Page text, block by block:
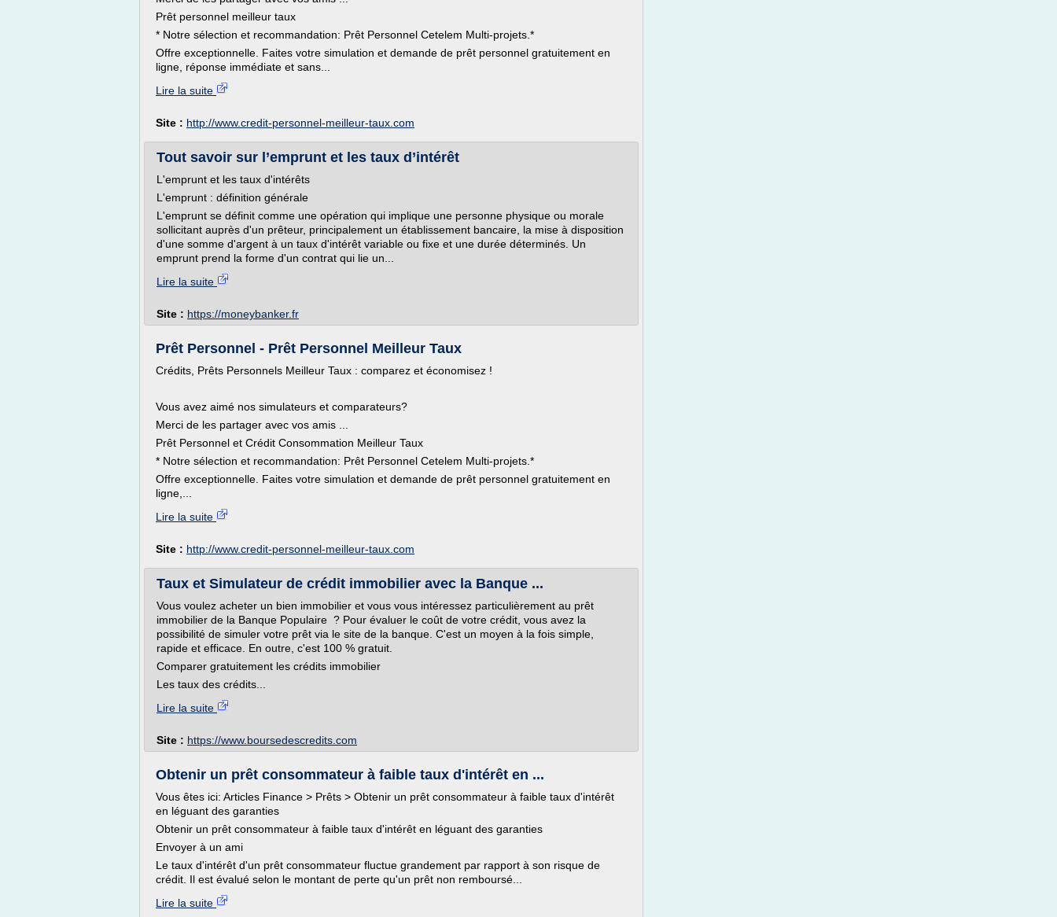
Prêt personnel meilleur taux
* Notre sélection et recommandation: Prêt Personnel Cetelem Multi-projets.*
Offre exceptionnelle. Faites votre simulation et demande de prêt personnel gratuitement en
ligne, réponse immédiate et sans...
Lire la suite
Site : http://www.credit-personnel-meilleur-taux.com
Tout savoir sur l’emprunt et les taux d’intérêt
L'emprunt et les taux d'intérêts
L'emprunt : définition générale
L'emprunt se définit comme une opération qui implique une personne physique ou morale
sollicitant auprès d'un prêteur, principalement un établissement bancaire, la mise à disposition
d'une somme d'argent à un taux d'intérêt variable ou fixe et une durée déterminés. Un
emprunt prend la forme d'un contrat qui lie un...
Lire la suite
Site : https://moneybanker.fr
Prêt Personnel - Prêt Personnel Meilleur Taux
Crédits, Prêts Personnels Meilleur Taux : comparez et économisez !
Vous avez aimé nos simulateurs et comparateurs?
Merci de les partager avec vos amis ...
Prêt Personnel et Crédit Consommation Meilleur Taux
* Notre sélection et recommandation: Prêt Personnel Cetelem Multi-projets.*
Offre exceptionnelle. Faites votre simulation et demande de prêt personnel gratuitement en
ligne,...
Lire la suite
Site : http://www.credit-personnel-meilleur-taux.com
Taux et Simulateur de crédit immobilier avec la Banque ...
Vous voulez acheter un bien immobilier et vous vous intéressez particulièrement au prêt
immobilier de la Banque Populaire ? Pour évaluer le coût de votre crédit, vous avez la
possibilité de simuler votre prêt via le site de la banque. C'est un moyen à la fois simple,
rapide et efficace. En outre, c'est 100 % gratuit.
Comparer gratuitement les crédits immobilier
Les taux des crédits...
Lire la suite
Site : https://www.boursedescredits.com
Obtenir un prêt consommateur à faible taux d'intérêt en ...
Vous êtes ici: Articles Finance > Prêts > Obtenir un prêt consommateur à faible taux d'intérêt
en léguant des garanties
Obtenir un prêt consommateur à faible taux d'intérêt en léguant des garanties
Envoyer à un ami
Le taux d'intérêt d'un prêt consommateur fluctue grandement par rapport à son risque de
crédit. Il est évalué selon le montant de perte qu'un prêt non remboursé...
Lire la suite